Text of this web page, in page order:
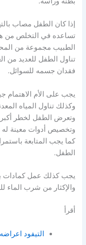
إذا كان الطفل مصاب
تساعده في التخلص من
الطبيب مجموعة من
تناول الطفل للعديد من
فقدان جسمه للسوائل.
يجب على الأم الاهتمام
وكذلك تناول المياه
وتعرض الطفل لخطر
وتخصيص أدوات معينة
كما يجب المتابعة
الطفل.
يجب كذلك عمل كمادات
والإكثار من شرب الماء
أقرأ
التيفود